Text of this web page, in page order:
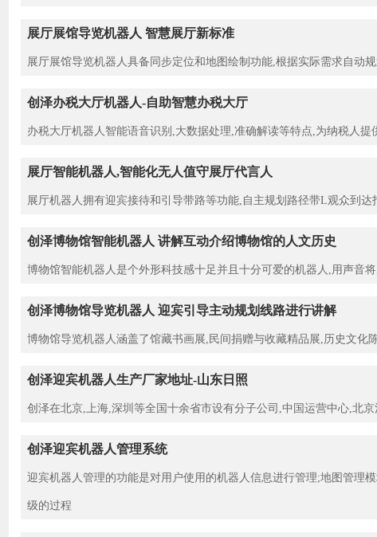
展厅展馆导览机器人 智慧展厅新标准
展厅展馆导览机器人具备同步定位和地图绘制功能,根据实际需求自动
创泽办税大厅机器人-自助智慧办税大厅
办税大厅机器人智能语音识别,大数据处理,准确解读等特点,为纳税人
展厅智能机器人,智能化无人值守展厅代言人
展厅机器人拥有迎宾接待和引导带路等功能,自主规划路径带L观众到
创泽博物馆智能机器人 讲解互动介绍博物馆的人文历史
博物馆智能机器人是个外形科技感十足并且十分可爱的机器人,用声音
创泽博物馆导览机器人 迎宾引导主动规划线路进行讲解
博物馆导览机器人涵盖了馆藏书画展,民间捐赠与收藏精品展,历史文
创泽迎宾机器人生产厂家地址-山东日照
创泽在北京,上海,深圳等全国十余省市设有分子公司,中国运营中心,北
创泽迎宾机器人管理系统
迎宾机器人管理的功能是对用户使用的机器人信息进行管理;地图管理
级的过程